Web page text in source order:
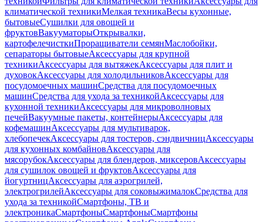
климатической техникиМелкая техникаВесы кухонные,
бытовыеСушилки для овощей и
фруктовВакууматорыОткрывалки,
картофелечисткиПроращиватели семянМаслобойки,
сепараторы бытовыеАксессуары для крупной
техникиАксессуары для вытяжекАксессуары для плит и
духовокАксессуары для холодильниковАксессуары для
посудомоечных машинСредства для посудомоечных
машинСредства для ухода за техникойАксессуары для
кухонной техникиАксессуары для микроволновых
печейВакуумные пакеты, контейнерыАксессуары для
кофемашинАксессуары для мультиварок,
хлебопечекАксессуары для тостеров, сэндвичницАксессуары
для кухонных комбайновАксессуары для
мясорубокАксессуары для блендеров, миксеровАксессуары
для сушилок овощей и фруктовАксессуары для
йогуртницАксессуары для аэрогрилей,
электрогрилейАксессуары для соковыжималокСредства для
ухода за техникойСмартфоны, ТВ и
электроникаСмартфоныСмартфоныСмартфоны